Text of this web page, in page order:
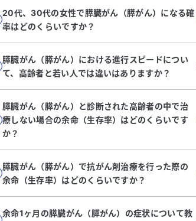
20代、30代の女性で膵臓がん（膵がん）になる確
率はどのくらいですか？
膵臓がん（膵がん）における進行スピードについ
て、高齢者と若い人では違いはありますか？
膵臓がん（膵がん）と診断された高齢者の中で治
療しない場合の余命（生存率）はどのくらいです
か？
膵臓がん（膵がん）で抗がん剤治療を行った際の
余命（生存率）はどのくらいですか？
余命1ヶ月の膵臓がん（膵がん）の症状について教